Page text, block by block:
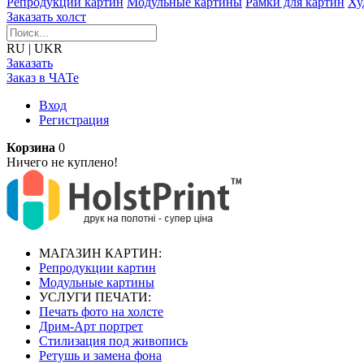
Заказать холст
RU | UKR
Заказать
Заказ в ЧАТе
Вход
Регистрация
Корзина 0
Ничего не куплено!
МАГАЗИН КАРТИН:
Репродукции картин
Модульные картины
УСЛУГИ ПЕЧАТИ:
Печать фото на холсте
Дрим-Арт портрет
Стилизация под живопись
Ретушь и замена фона